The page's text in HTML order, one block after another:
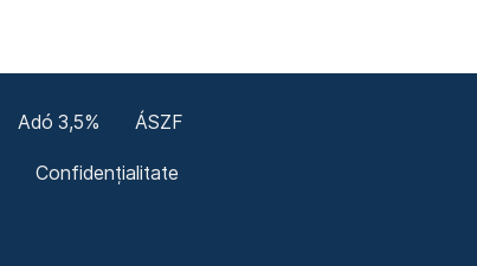
Adó 3,5% ÁSZF
Confidențialitate